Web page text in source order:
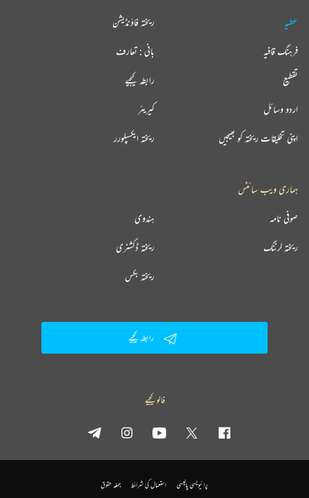
عطیہ
فرہنگ قافیہ
تقطیع
اردو وسائل
اپنی تخلیقات ریختہ کو بھیجیں
ریختہ فاؤنڈیشن
بانی : تعارف
رابطہ کیجیے
کیریئر
ریختہ ایکسپلورر
ہماری ویب سائٹس
ہندوی صوفی نامہ
ریختہ ڈکشنری ریختہ لرننگ
ریختہ بکس
رابطہ کیجیے
فالو کیجیے
پرائیویسی پالیسی استعمال کی شرائط جملہ حقوق